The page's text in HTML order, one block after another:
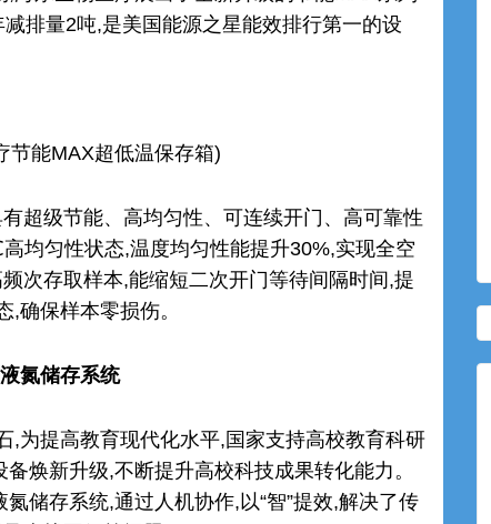
排量2吨,是美国能源之星能效排行第一的设
节能MAX超低温保存箱)
超级节能、高均匀性、可连续开门、高可靠性
均匀性状态,温度均匀性能提升30%,实现全空
次存取样本,能缩短二次开门等待间隔时间,提
确保样本零损伤。
氮储存系统
,为提高教育现代化水平,国家支持高校教育科研
焕新升级,不断提升高校科技成果转化能力。
储存系统,通过人机协作,以“智”提效,解决了传